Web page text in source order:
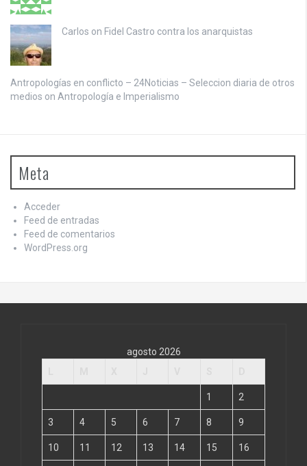
Carlos on Fidel Castro contra los anarquistas
Antropologías en conflicto – 24Noticias – Seleccion diaria de otros
medios on Antropología e Imperialismo
Meta
Acceder
Feed de entradas
Feed de comentarios
WordPress.org
agosto 2026
1 2
3 4 5 6 7 8 9
10 11 12 13 14 15 16